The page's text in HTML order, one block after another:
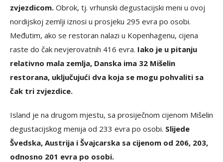
zvjezdicom. Obrok, tj. vrhunski degustacijski meni u ovoj
nordijskoj zemlji iznosi u prosjeku 295 evra po osobi.
Međutim, ako se restoran nalazi u Kopenhagenu, cijena
raste do čak nevjerovatnih 416 evra. Iako je u pitanju
relativno mala zemlja, Danska ima 32 Mišelin
restorana, uključujući dva koja se mogu pohvaliti sa
čak tri zvjezdice.
Island je na drugom mjestu, sa prosiječnom cijenom Mišelin
degustacijskog menija od 233 evra po osobi. Slijede
Švedska, Austrija i Švajcarska sa cijenom od 206, 203,
odnosno 201 evra po osobi.